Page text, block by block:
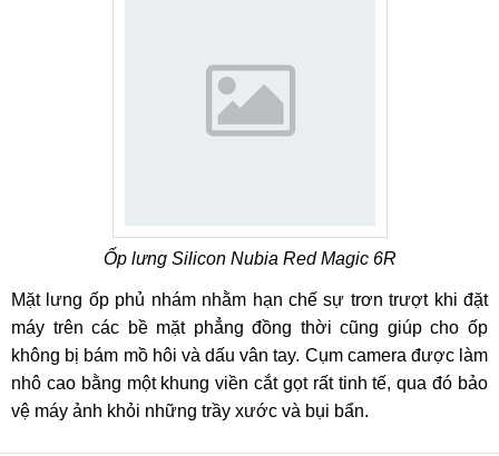
Ốp lưng Silicon Nubia Red Magic 6R
Mặt lưng ốp phủ nhám nhằm hạn chế sự trơn trượt khi đặt
máy trên các bề mặt phẳng đồng thời cũng giúp cho ốp
không bị bám mồ hôi và dấu vân tay. Cụm camera được làm
nhô cao bằng một khung viền cắt gọt rất tinh tế, qua đó bảo
vệ máy ảnh khỏi những trầy xước và bụi bẩn.